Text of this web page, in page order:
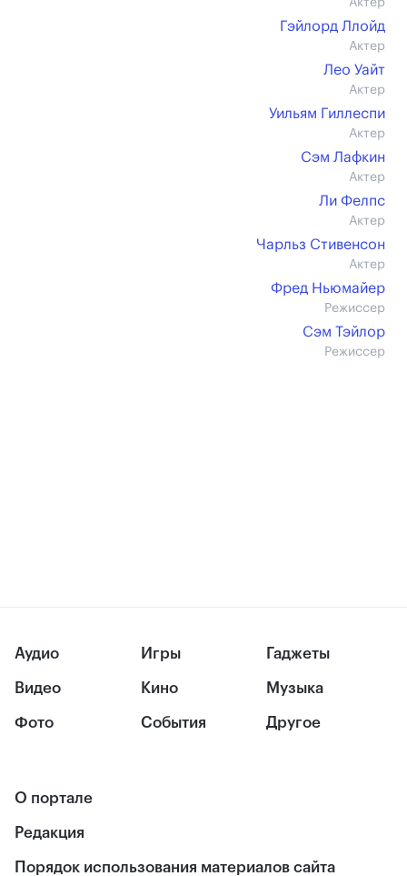
Актер
Гэйлорд Ллойд
Актер
Лео Уайт
Актер
Уильям Гиллеспи
Актер
Сэм Лафкин
Актер
Ли Фелпс
Актер
Чарльз Стивенсон
Актер
Фред Ньюмайер
Режиссер
Сэм Тэйлор
Режиссер
Аудио
Видео
Фото
Игры
Кино
События
Гаджеты
Музыка
Другое
О портале
Редакция
Порядок использования материалов сайта